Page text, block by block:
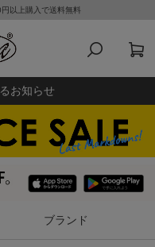
以上購入で送料無料
お知らせ
ブランド